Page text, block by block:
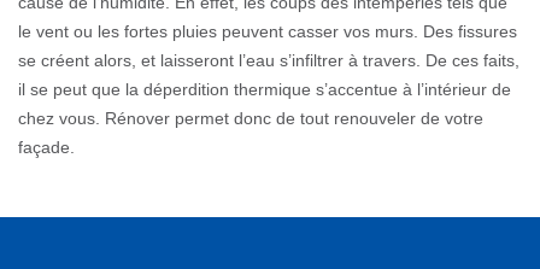
le vent ou les fortes pluies peuvent casser vos murs. Des fissures
se créent alors, et laisseront l’eau s’infiltrer à travers. De ces faits,
il se peut que la déperdition thermique s’accentue à l’intérieur de
chez vous. Rénover permet donc de tout renouveler de votre
façade.